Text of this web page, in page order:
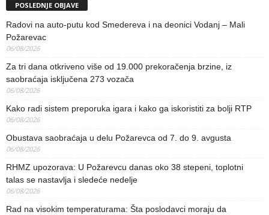
POSLEDNJE OBJAVE
Radovi na auto-putu kod Smedereva i na deonici Vodanj – Mali
Požarevac
06/08/2026
Za tri dana otkriveno više od 19.000 prekoračenja brzine, iz
saobraćaja isključena 273 vozača
06/08/2026
Kako radi sistem preporuka igara i kako ga iskoristiti za bolji RTP
06/08/2026
Obustava saobraćaja u delu Požarevca od 7. do 9. avgusta
06/08/2026
RHMZ upozorava: U Požarevcu danas oko 38 stepeni, toplotni
talas se nastavlja i sledeće nedelje
06/08/2026
Rad na visokim temperaturama: Šta poslodavci moraju da